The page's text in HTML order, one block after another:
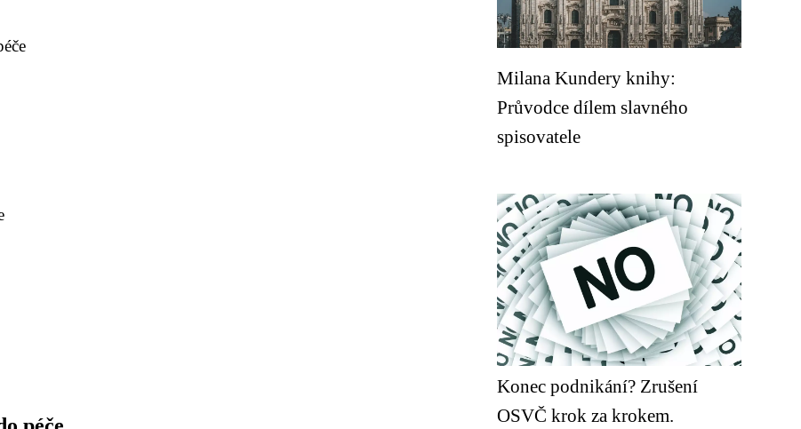
Milana Kundery knihy:
Průvodce dílem slavného
spisovatele
Konec podnikání? Zrušení
OSVČ krok za krokem.